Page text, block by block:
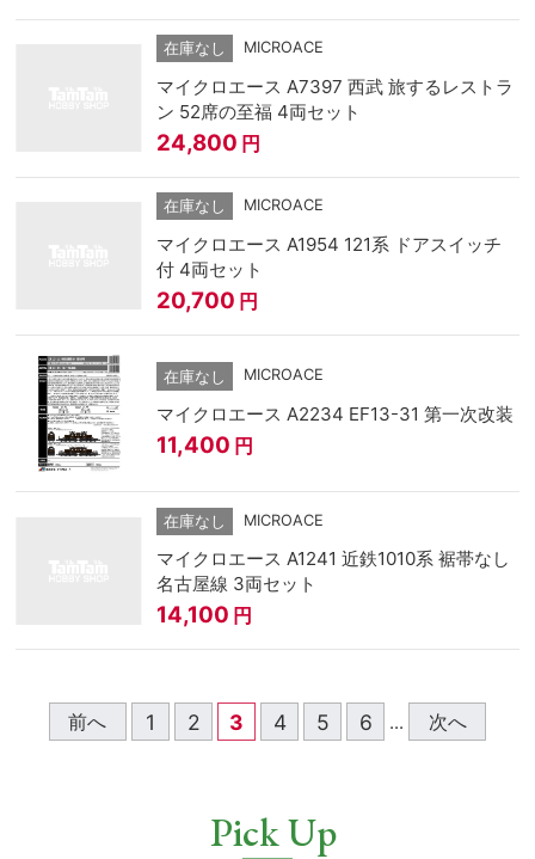
在庫なし MICROACE
マイクロエース A7397 西武 旅するレストラ
ン 52席の至福 4両セット
24,800 円
在庫なし MICROACE
マイクロエース A1954 121系 ドアスイッチ
付 4両セット
20,700 円
在庫なし MICROACE
マイクロエース A2234 EF13-31 第一次改装
11,400 円
在庫なし MICROACE
マイクロエース A1241 近鉄1010系 裾帯なし
名古屋線 3両セット
14,100 円
前へ 1 2 3 4 5 6 ... 次へ
Pick Up